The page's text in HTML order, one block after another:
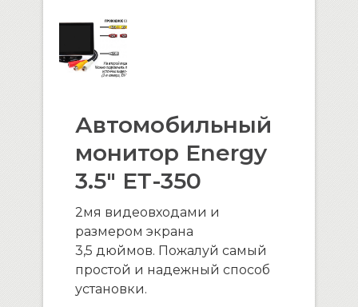
Автомобильный
монитор Energy
3.5″ ЕТ-350
2мя видеовходами и
размером экрана
3,5 дюймов. Пожалуй самый
простой и надежный способ
установки.